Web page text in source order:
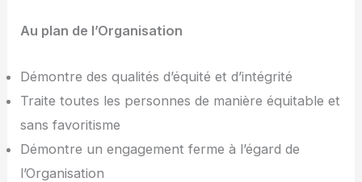
Au plan de l’Organisation
Démontre des qualités d’équité et d’intégrité
Traite toutes les personnes de manière équitable et
sans favoritisme
Démontre un engagement ferme à l’égard de
l’Organisation